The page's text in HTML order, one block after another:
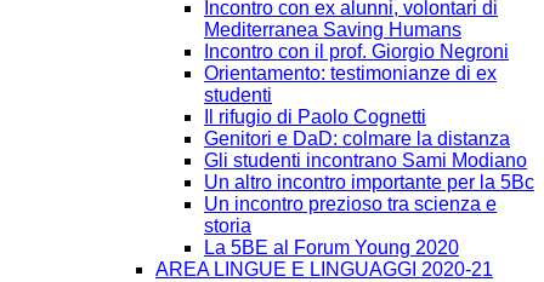
Incontro con ex alunni, volontari di
Mediterranea Saving Humans
Incontro con il prof. Giorgio Negroni
Orientamento: testimonianze di ex
studenti
Il rifugio di Paolo Cognetti
Genitori e DaD: colmare la distanza
Gli studenti incontrano Sami Modiano
Un altro incontro importante per la 5Bc
Un incontro prezioso tra scienza e
storia
La 5BE al Forum Young 2020
AREA LINGUE E LINGUAGGI 2020-21